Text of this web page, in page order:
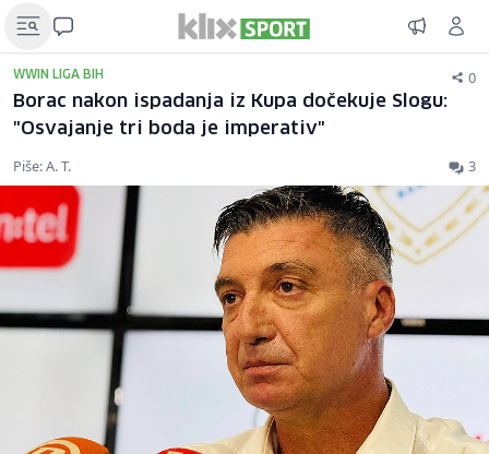
WWIN LIGA BIH 0
Borac nakon ispadanja iz Kupa dočekuje Slogu:
"Osvajanje tri boda je imperativ"
Piše: A. T. 3